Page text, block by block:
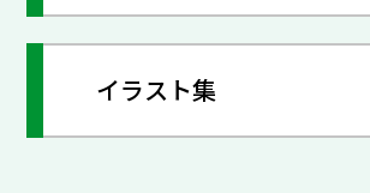
イラスト集